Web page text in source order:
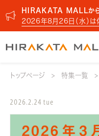
HIRAKATA MALLから
2026年8月26日（水）は
トップページ 特集一覧
2026.2.24 tue